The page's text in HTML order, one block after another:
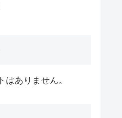
はありません。